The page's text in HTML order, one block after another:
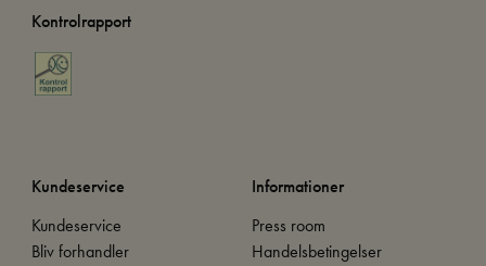
Kontrolrapport
Kundeservice
Kundeservice
Bliv forhandler
Informationer
Press room
Handelsbetingelser